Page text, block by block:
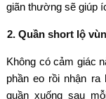
giãn thường sẽ giúp
2. Quần short lộ
Không có cảm giác
phần eo rồi nhận ra
quần xuống sau